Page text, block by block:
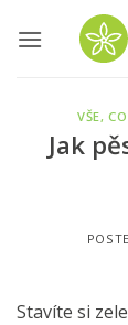
VŠE,
Jak
Stavíte si